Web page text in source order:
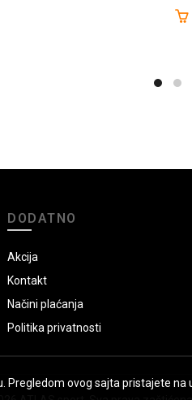
DODATNO
Akcija
Kontakt
Načini plaćanja
Politika privatnosti
ovog sajta pristajete na